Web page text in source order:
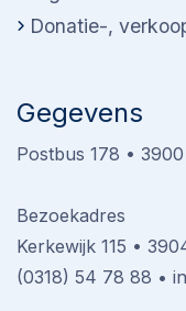
Donatie-,
Gegevens
Postbus 178 •
Bezoekadres
Kerkewijk 115 •
(0318) 54 78 88 •